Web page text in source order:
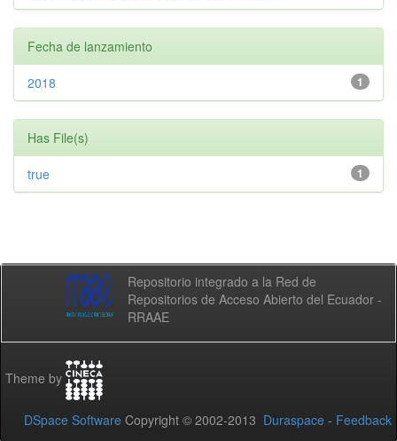
Fecha de lanzamiento
1
2018
Has File(s)
1
true
Repositorio integrado a la Red de
Repositorios de Acceso Abierto del Ecuador -
RRAAE
Theme by
DSpace Software Copyright © 2002-2013 Duraspace - Feedback